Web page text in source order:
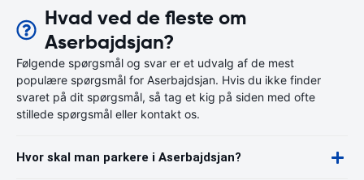
Hvad ved de fleste om
Aserbajdsjan?
Følgende spørgsmål og svar er et udvalg af de mest
populære spørgsmål for Aserbajdsjan. Hvis du ikke finder
svaret på dit spørgsmål, så tag et kig på siden med ofte
stillede spørgsmål eller kontakt os.
Hvor skal man parkere i Aserbajdsjan?